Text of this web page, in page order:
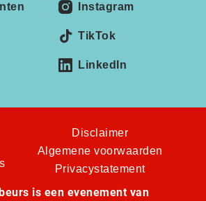
Instagram
TikTok
LinkedIn
Disclaimer
Algemene voorwaarden
Privacystatement
is een evenement van